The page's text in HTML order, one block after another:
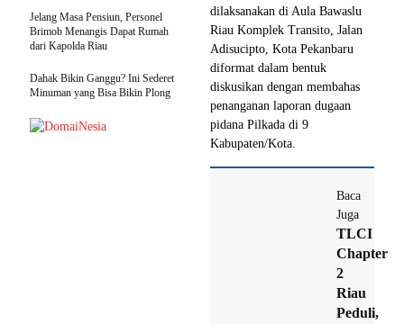
dilaksanakan di Aula Bawaslu
Riau Komplek Transito, Jalan
Adisucipto, Kota Pekanbaru
diformat dalam bentuk
diskusikan dengan membahas
penanganan laporan dugaan
pidana Pilkada di 9
Kabupaten/Kota.
Baca
Juga
TLCI
Chapter
2
Riau
Peduli,
Jelang Masa Pensiun, Personel
Brimob Menangis Dapat Rumah
dari Kapolda Riau
Dahak Bikin Ganggu? Ini Sederet
Minuman yang Bisa Bikin Plong